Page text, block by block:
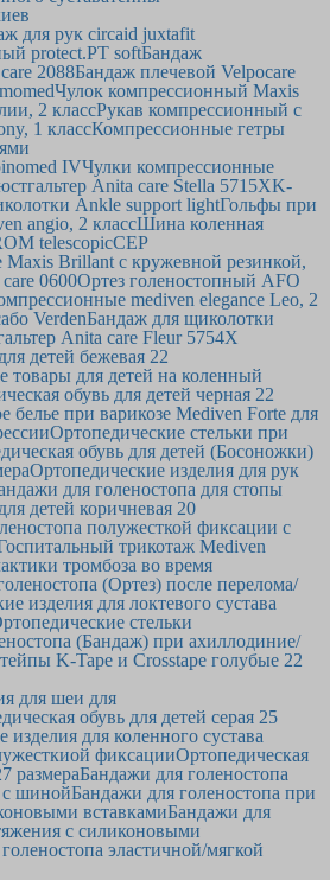
для рук circaid juxtafit
protect.PT softБандаж
2088Бандаж плечевой Velpocare
Чулок компрессионный Maxis
2 классРукав компрессионный c
1 классКомпрессионные гетры
IVЧулки компрессионные
Anita care Stella 5715ХK-
Ankle support lightГольфы при
angio, 2 классШина коленная
telescopicCEP
Brillant с кружевной резинкой,
0600Ортез голеностопный AFO
mediven elegance Leo, 2
VerdenБандаж для щиколотки
Anita care Fleur 5754Х
детей бежевая 22
товары для детей на коленный
обувь для детей черная 22
белье при варикозе Mediven Forte для
Ортопедические стельки при
обувь для детей (Босоножки)
Ортопедические изделия для рук
для голеностопа для стопы
детей коричневая 20
полужесткой фиксации с
трикотаж Mediven
тромбоза во время
(Ортез) после перелома/
изделия для локтевого сустава
стельки
(Бандаж) при ахиллодиние/
K-Tape и Crosstape голубые 22
для шеи для
обувь для детей серая 25
изделия для коленного сустава
фиксацииОртопедическая
размераБандажи для голеностопа
с шинойБандажи для голеностопа при
вставкамиБандажи для
с силиконовыми
эластичной/мягкой